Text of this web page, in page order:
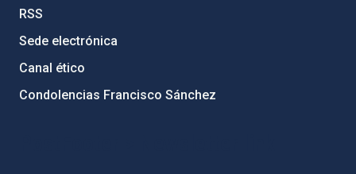
RSS
Sede electrónica
Canal ético
Condolencias Francisco Sánchez